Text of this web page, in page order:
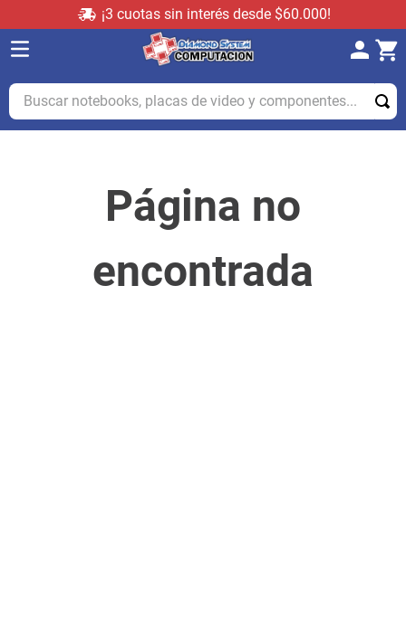
¡3 cuotas sin interés desde $60.000!
Buscar notebooks, placas de video y componentes...
Página no
encontrada